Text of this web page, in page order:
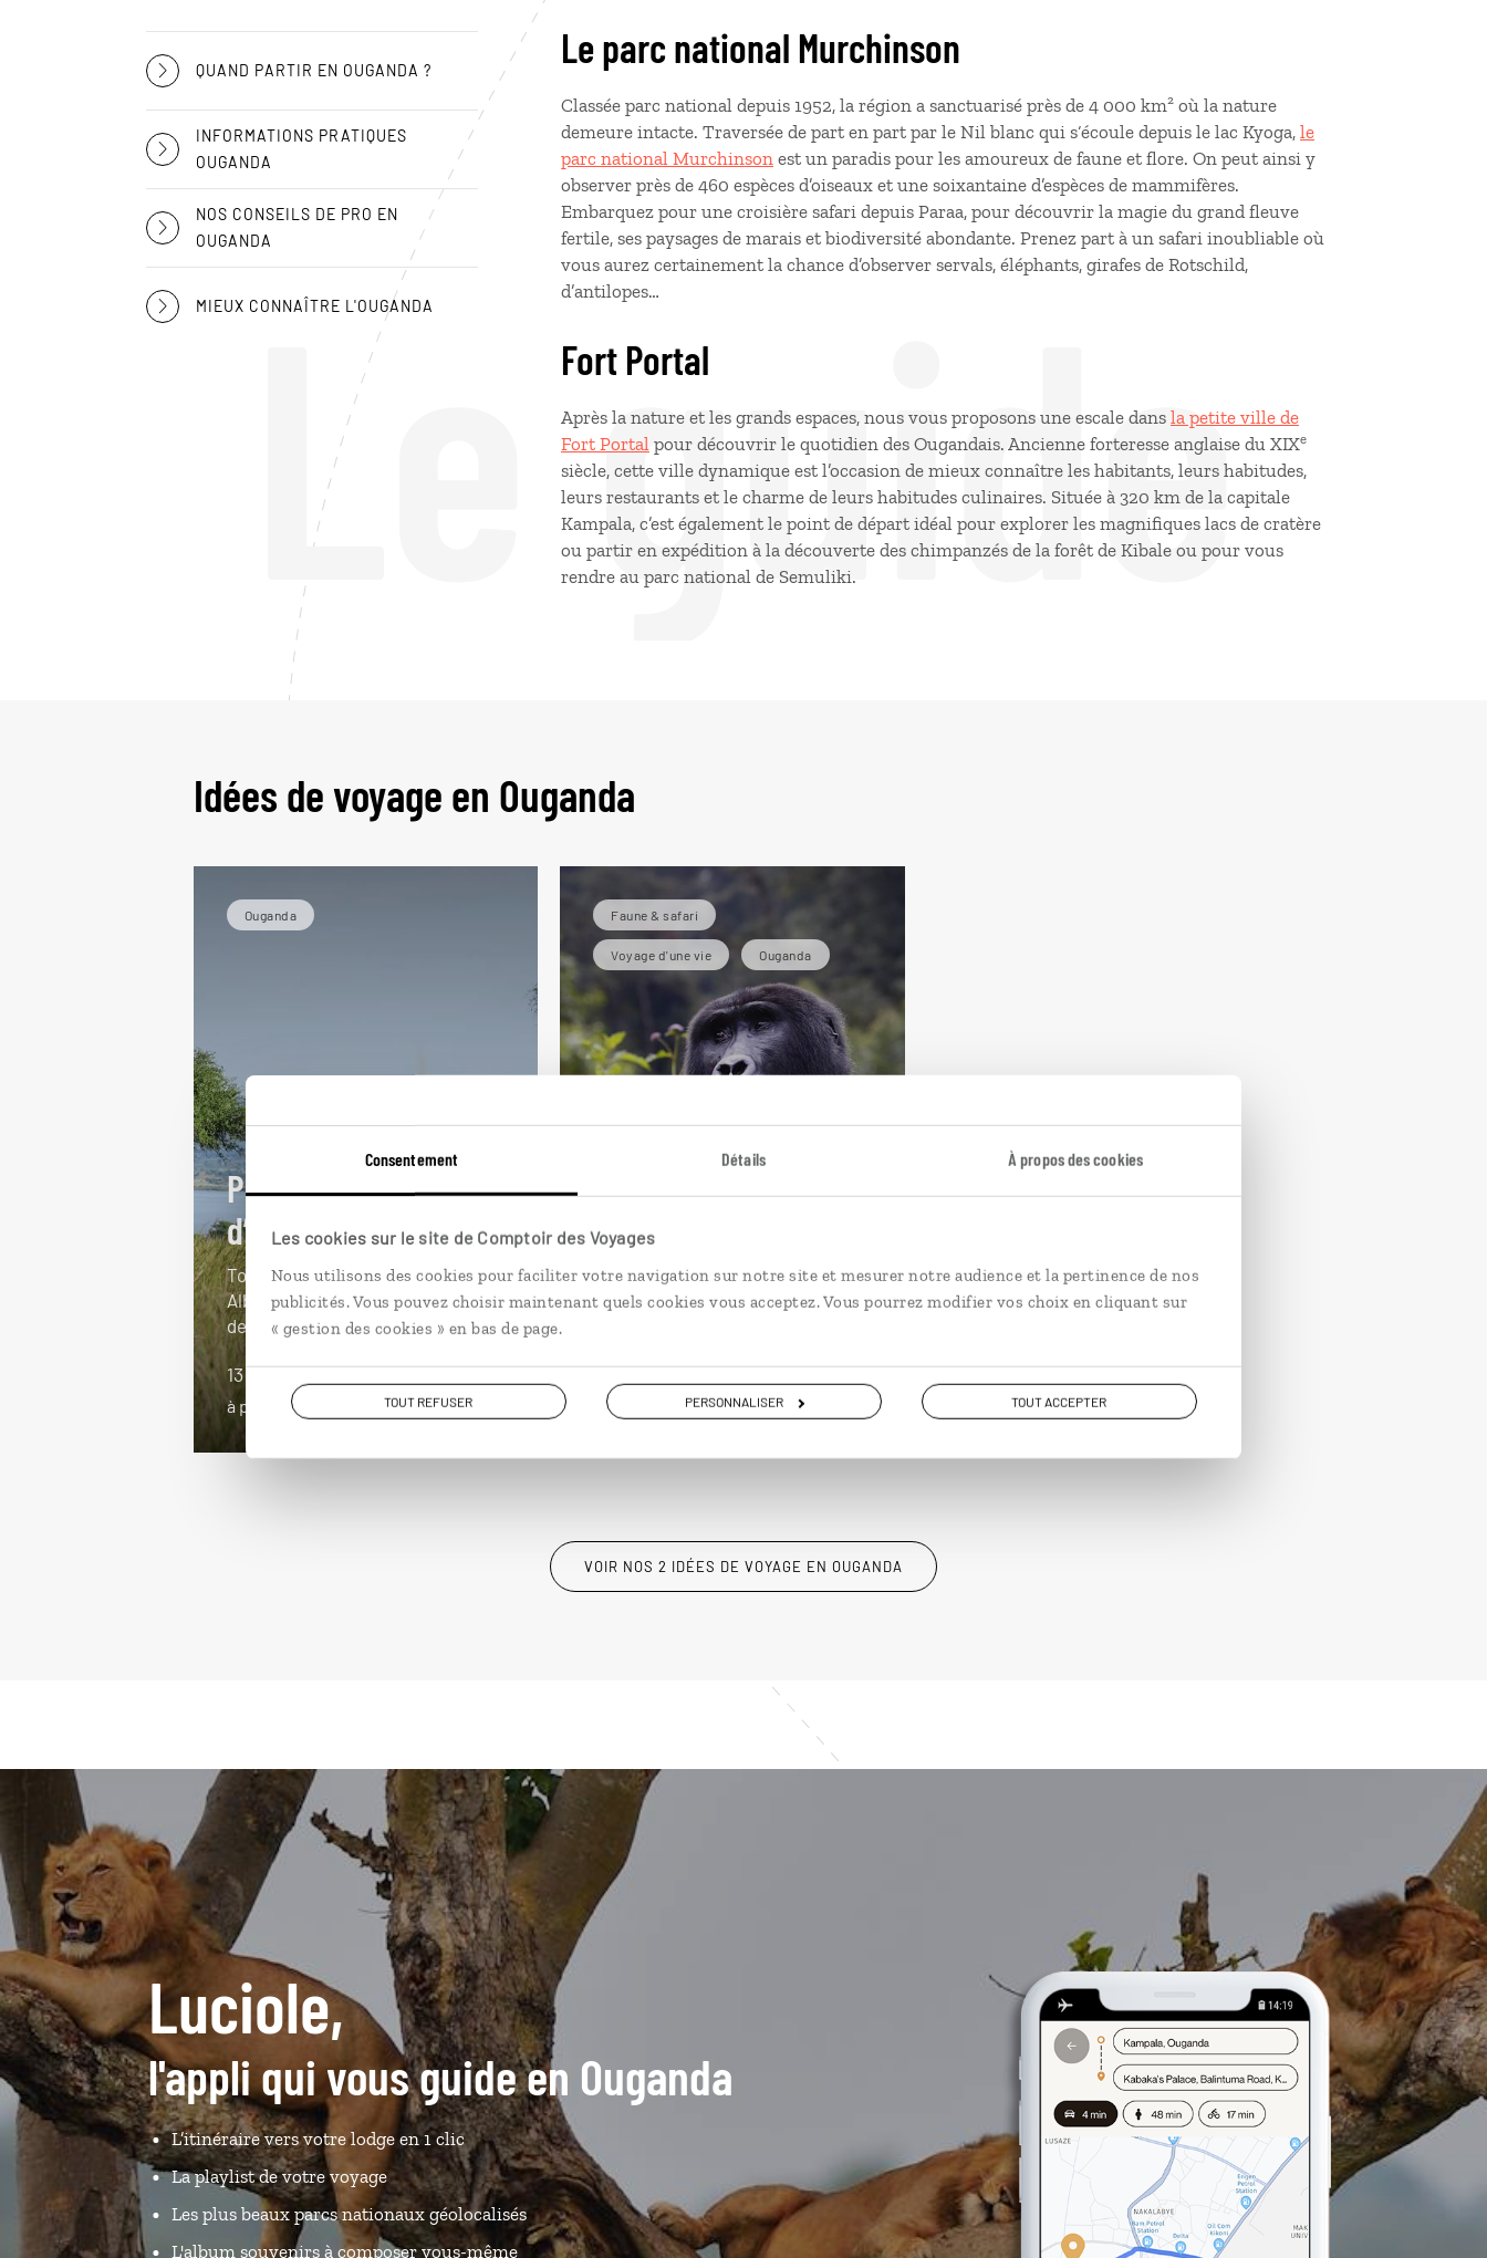
Consentement Détails À propos des cookies
Les cookies sur le site de Comptoir des Voyages
Nous utilisons des cookies pour faciliter votre navigation sur notre site et mesurer notre audience et la pertinence de nos
publicités. Vous pouvez choisir maintenant quels cookies vous acceptez. Vous pourrez modifier vos choix en cliquant sur
« gestion des cookies » en bas de page.
TOUT REFUSER PERSONNALISER TOUT ACCEPTER
Le guide
QUAND PARTIR EN OUGANDA ?
INFORMATIONS PRATIQUES
OUGANDA
NOS CONSEILS DE PRO EN
OUGANDA
MIEUX CONNAÎTRE L'OUGANDA
Le parc national Murchinson
Classée parc national depuis 1952, la région a sanctuarisé près de 4 000 km² où la nature
demeure intacte. Traversée de part en part par le Nil blanc qui s‘écoule depuis le lac Kyoga, le
parc national Murchinson est un paradis pour les amoureux de faune et flore. On peut ainsi y
observer près de 460 espèces d’oiseaux et une soixantaine d’espèces de mammifères.
Embarquez pour une croisière safari depuis Paraa, pour découvrir la magie du grand fleuve
fertile, ses paysages de marais et biodiversité abondante. Prenez part à un safari inoubliable où
vous aurez certainement la chance d’observer servals, éléphants, girafes de Rotschild,
d’antilopes…
Fort Portal
Après la nature et les grands espaces, nous vous proposons une escale dans la petite ville de
Fort Portal pour découvrir le quotidien des Ougandais. Ancienne forteresse anglaise du XIXe
siècle, cette ville dynamique est l’occasion de mieux connaître les habitants, leurs habitudes,
leurs restaurants et le charme de leurs habitudes culinaires. Située à 320 km de la capitale
Kampala, c’est également le point de départ idéal pour explorer les magnifiques lacs de cratère
ou partir en expédition à la découverte des chimpanzés de la forêt de Kibale ou pour vous
rendre au parc national de Semuliki.
Idées de voyage en Ouganda
Ouganda
Panoramas
d’Ouganda
Tour complet de l’Ouganda : lac
Albert, parc Queen Elizabeth, forêt
de Bwindi...
13 jours / 11 nuits
à partir de 5650€
Faune & safari
Voyage d'une vie Ouganda
Face au gorille
Circuit dans le Sud ougandais, à la
découverte de la faune des lacs et
9 jours / 7 nuits
à partir de 3950€
VOIR NOS 2 IDÉES DE VOYAGE EN OUGANDA
Luciole,
l'appli qui vous guide en Ouganda
L’itinéraire vers votre lodge en 1 clic
La playlist de votre voyage
Les plus beaux parcs nationaux géolocalisés
L'album souvenirs à composer vous-même